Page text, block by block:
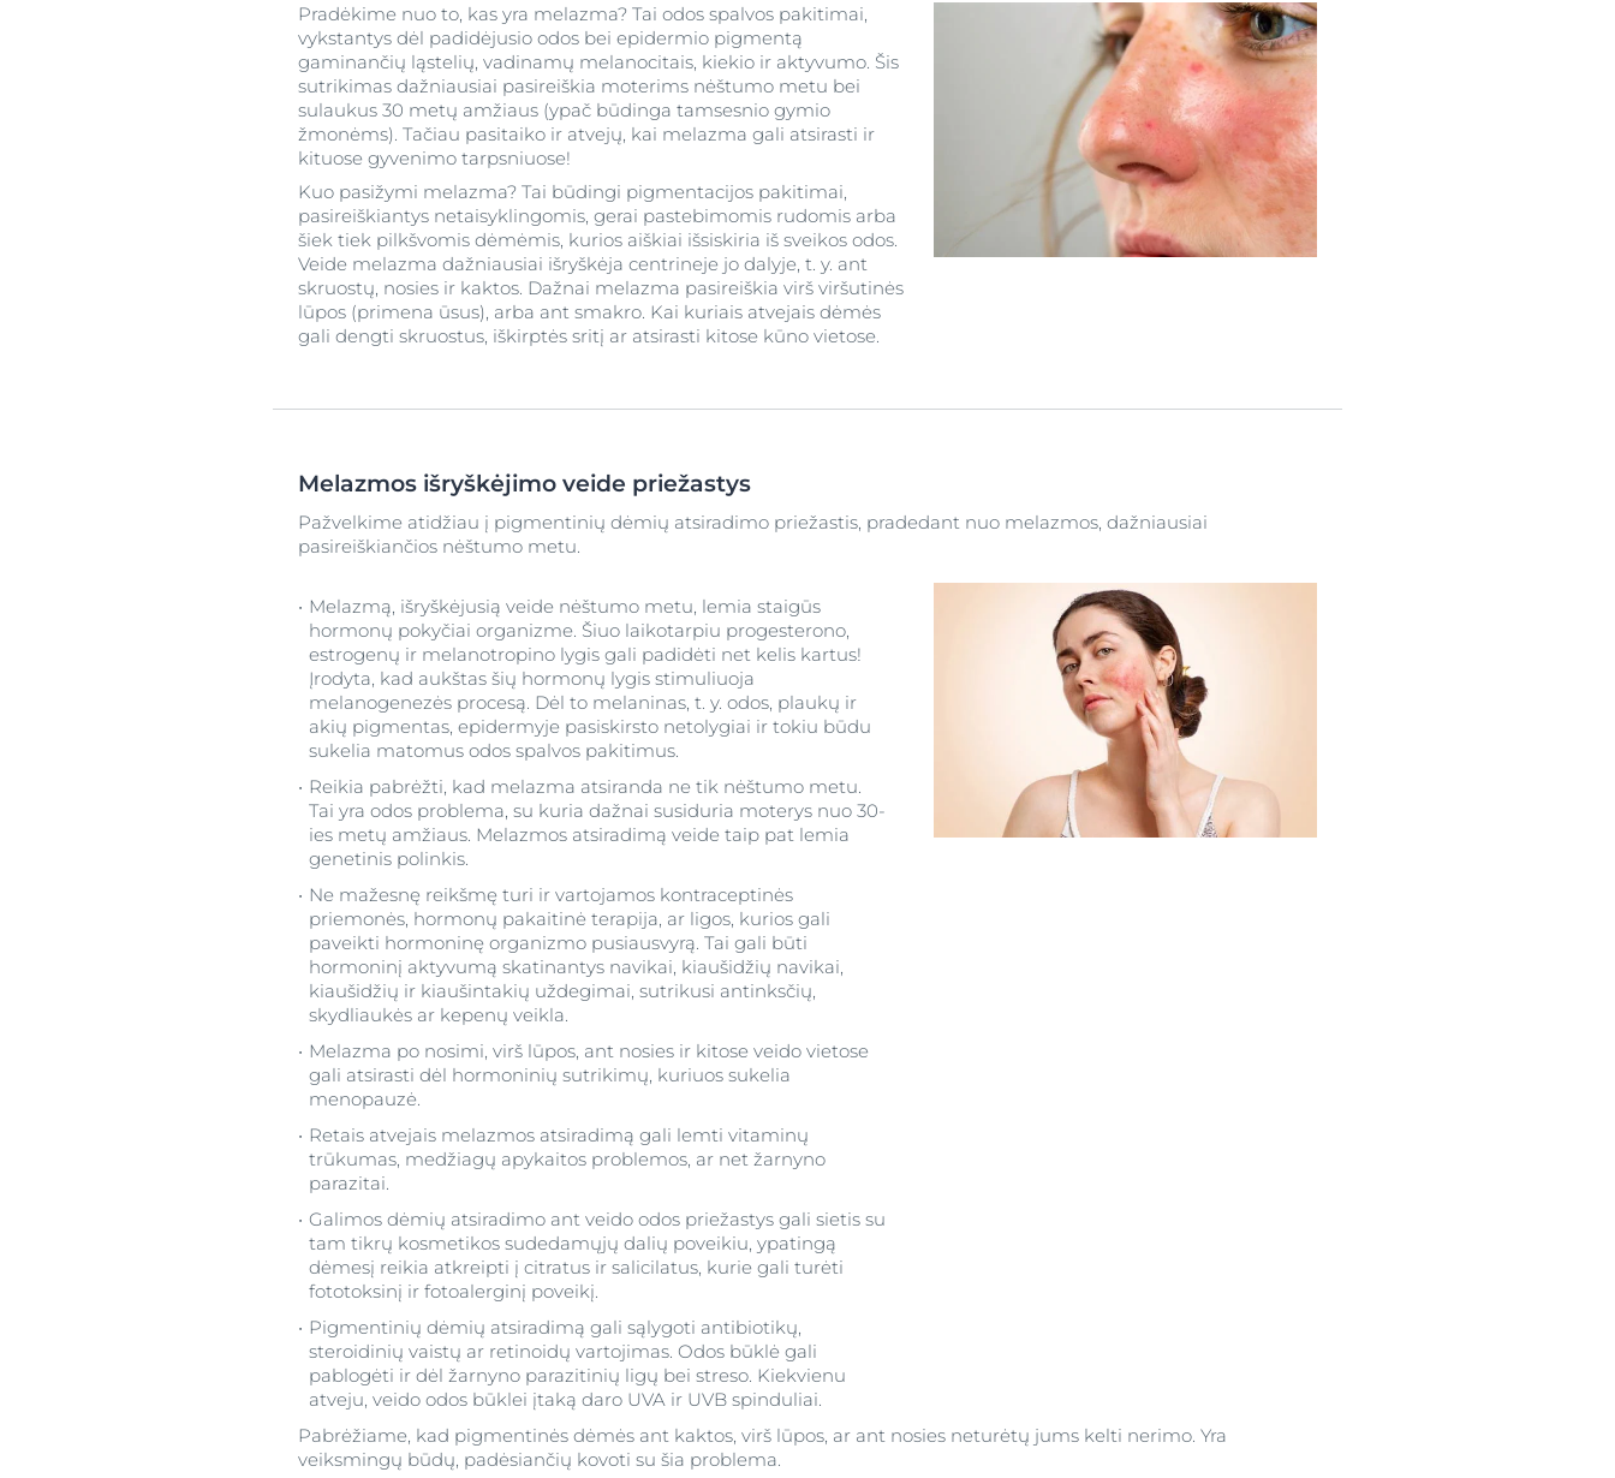
Pradėkime nuo to, kas yra melazma? Tai odos spalvos pakitimai,
vykstantys dėl padidėjusio odos bei epidermio pigmentą
gaminančių ląstelių, vadinamų melanocitais, kiekio ir aktyvumo. Šis
sutrikimas dažniausiai pasireiškia moterims nėštumo metu bei
sulaukus 30 metų amžiaus (ypač būdinga tamsesnio gymio
žmonėms). Tačiau pasitaiko ir atvejų, kai melazma gali atsirasti ir
kituose gyvenimo tarpsniuose!
Kuo pasižymi melazma? Tai būdingi pigmentacijos pakitimai,
pasireiškiantys netaisyklingomis, gerai pastebimomis rudomis arba
šiek tiek pilkšvomis dėmėmis, kurios aiškiai išsiskiria iš sveikos odos.
Veide melazma dažniausiai išryškėja centrineje jo dalyje, t. y. ant
skruostų, nosies ir kaktos. Dažnai melazma pasireiškia virš viršutinės
lūpos (primena ūsus), arba ant smakro. Kai kuriais atvejais dėmės
gali dengti skruostus, iškirptės sritį ar atsirasti kitose kūno vietose.
Melazmos išryškėjimo veide priežastys
Pažvelkime atidžiau į pigmentinių dėmių atsiradimo priežastis, pradedant nuo melazmos, dažniausiai
pasireiškiančios nėštumo metu.
Melazmą, išryškėjusią veide nėštumo metu, lemia staigūs
hormonų pokyčiai organizme. Šiuo laikotarpiu progesterono,
estrogenų ir melanotropino lygis gali padidėti net kelis kartus!
Įrodyta, kad aukštas šių hormonų lygis stimuliuoja
melanogenezės procesą. Dėl to melaninas, t. y. odos, plaukų ir
akių pigmentas, epidermyje pasiskirsto netolygiai ir tokiu būdu
sukelia matomus odos spalvos pakitimus.
Reikia pabrėžti, kad melazma atsiranda ne tik nėštumo metu.
Tai yra odos problema, su kuria dažnai susiduria moterys nuo 30-
ies metų amžiaus. Melazmos atsiradimą veide taip pat lemia
genetinis polinkis.
Ne mažesnę reikšmę turi ir vartojamos kontraceptinės
priemonės, hormonų pakaitinė terapija, ar ligos, kurios gali
paveikti hormoninę organizmo pusiausvyrą. Tai gali būti
hormoninį aktyvumą skatinantys navikai, kiaušidžių navikai,
kiaušidžių ir kiaušintakių uždegimai, sutrikusi antinksčių,
skydliaukės ar kepenų veikla.
Melazma po nosimi, virš lūpos, ant nosies ir kitose veido vietose
gali atsirasti dėl hormoninių sutrikimų, kuriuos sukelia
menopauzė.
Retais atvejais melazmos atsiradimą gali lemti vitaminų
trūkumas, medžiagų apykaitos problemos, ar net žarnyno
parazitai.
Galimos dėmių atsiradimo ant veido odos priežastys gali sietis su
tam tikrų kosmetikos sudedamųjų dalių poveikiu, ypatingą
dėmesį reikia atkreipti į citratus ir salicilatus, kurie gali turėti
fototoksinį ir fotoalerginį poveikį.
Pigmentinių dėmių atsiradimą gali sąlygoti antibiotikų,
steroidinių vaistų ar retinoidų vartojimas. Odos būklė gali
pablogėti ir dėl žarnyno parazitinių ligų bei streso. Kiekvienu
atveju, veido odos būklei įtaką daro UVA ir UVB spinduliai.
Pabrėžiame, kad pigmentinės dėmės ant kaktos, virš lūpos, ar ant nosies neturėtų jums kelti nerimo. Yra
veiksmingų būdų, padėsiančių kovoti su šia problema.